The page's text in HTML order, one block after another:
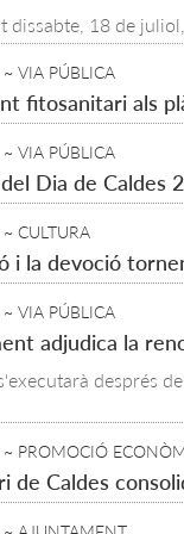
dissabte, 18 de
~ VIA PÚBLICA
fitosanitari als
~ VIA PÚBLICA
Dia de Caldes
~ CULTURA
i la devoció
~ VIA PÚBLICA
adjudica la
després
~ PROMOCIÓ
de Caldes